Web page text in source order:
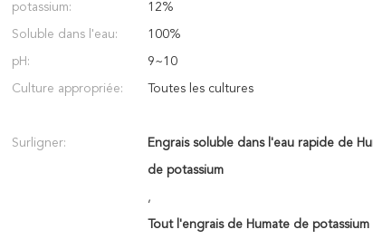
potassium: 12%
Soluble dans l'eau: 100%
pH: 9~10
Culture appropriée: Toutes les cultures
Surligner: Engrais soluble dans l'eau rapide de
de potassium
,
Tout l'engrais de Humate de